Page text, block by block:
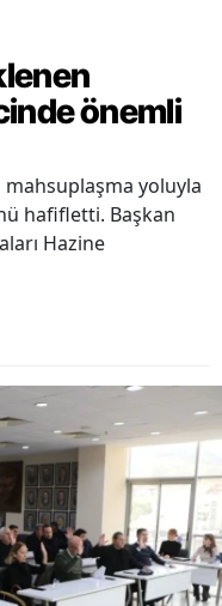
önemli
mahsuplaşma yoluyla
hafifletti. Başkan
Hazine